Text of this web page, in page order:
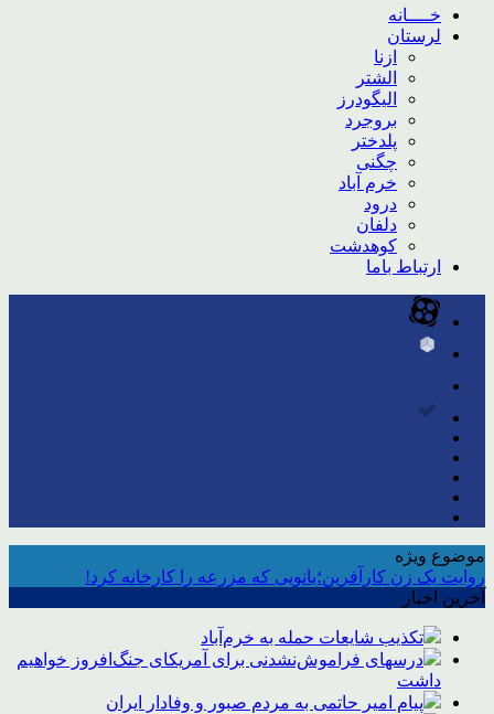
خــــانه
لرستان
ازنا
الشتر
الیگودرز
بروجرد
پلدختر
چگنی
خرم آباد
درود
دلفان
کوهدشت
ارتباط باما
موضوع ویژه
روایت یک زن کارآفرین؛بانویی که مزرعه را کارخانه کرد!
آخرین اخبار
تکذیب شایعات حمله به خرم‌آباد
درسهای فراموش‌نشدنی برای آمریکای جنگ‌افروز خواهیم
داشت
پیام امیر حاتمی به مردم صبور و وفادار ایران